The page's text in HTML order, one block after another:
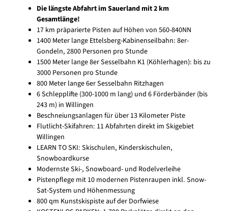
Die längste Abfahrt im Sauerland mit 2 km
Gesamtlänge!
17 km präparierte Pisten auf Höhen von 560-840NN
1400 Meter lange Ettelsberg-Kabinenseilbahn: 8er-
Gondeln, 2800 Personen pro Stunde
1500 Meter lange 8er Sesselbahn K1 (Köhlerhagen): bis zu
3000 Personen pro Stunde
800 Meter lange 6er Sesselbahn Ritzhagen
6 Schlepplifte (300-1000 m lang) und 6 Förderbänder (bis
243 m) in Willingen
Beschneiungsanlagen für über 13 Kilometer Piste
Flutlicht-Skifahren: 11 Abfahrten direkt im Skigebiet
Willingen
LEARN TO SKI: Skischulen, Kinderskischulen,
Snowboardkurse
Modernste Ski-, Snowboard- und Rodelverleihe
Pistenpflege mit 10 modernen Pistenraupen inkl. Snow-
Sat-System und Höhenmessung
800 qm Kunstskispiste auf der Dorfwiese